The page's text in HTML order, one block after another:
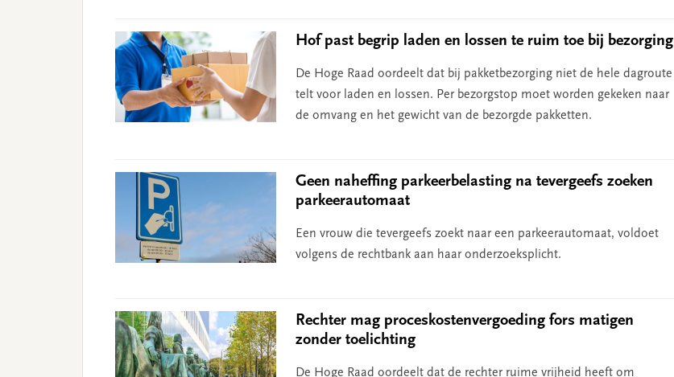
Hof past begrip laden en lossen te ruim toe bij bezorging
De Hoge Raad oordeelt dat bij pakketbezorging niet de hele dagroute
telt voor laden en lossen. Per bezorgstop moet worden gekeken naar
de omvang en het gewicht van de bezorgde pakketten.
Geen naheffing parkeerbelasting na tevergeefs zoeken
parkeerautomaat
Een vrouw die tevergeefs zoekt naar een parkeerautomaat, voldoet
volgens de rechtbank aan haar onderzoeksplicht.
Rechter mag proceskostenvergoeding fors matigen
zonder toelichting
De Hoge Raad oordeelt dat de rechter ruime vrijheid heeft om